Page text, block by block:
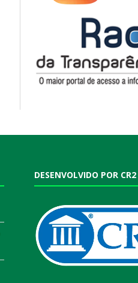
DESENVOLVIDO POR CR2